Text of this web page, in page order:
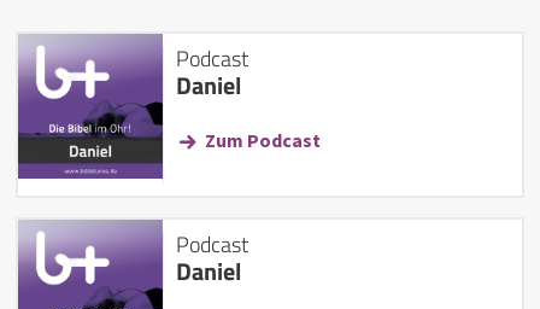
Podcast
Daniel
Zum Podcast
Podcast
Daniel